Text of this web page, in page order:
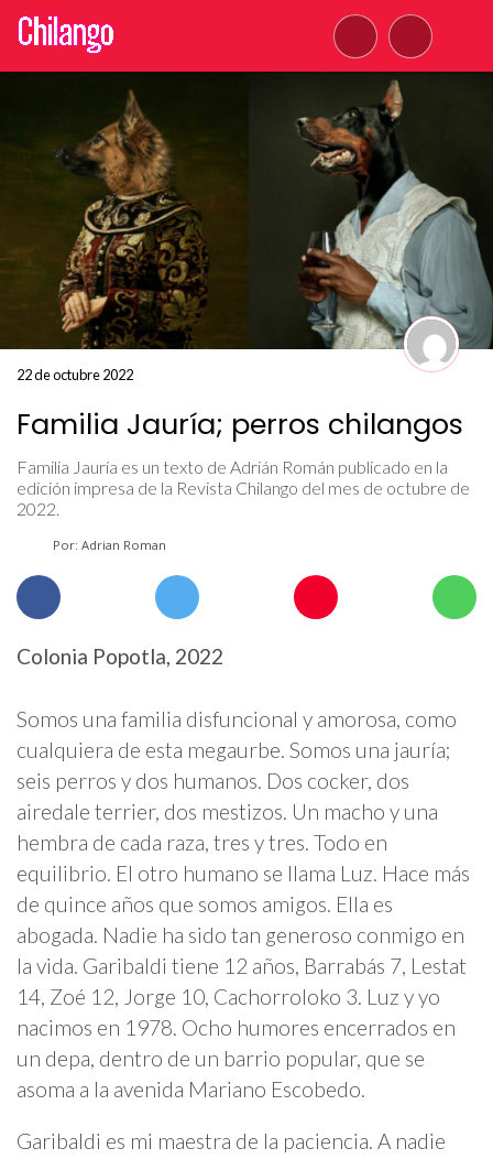
22 de octubre 2022
Familia Jauría; perros chilangos
Familia Jauría es un texto de Adrián Román publicado en la
edición impresa de la Revista Chilango del mes de octubre de
2022.
Por: Adrian Roman
Colonia Popotla, 2022
Somos una familia disfuncional y amorosa, como
cualquiera de esta megaurbe. Somos una jauría;
seis perros y dos humanos. Dos cocker, dos
airedale terrier, dos mestizos. Un macho y una
hembra de cada raza, tres y tres. Todo en
equilibrio. El otro humano se llama Luz. Hace más
de quince años que somos amigos. Ella es
abogada. Nadie ha sido tan generoso conmigo en
la vida. Garibaldi tiene 12 años, Barrabás 7, Lestat
14, Zoé 12, Jorge 10, Cachorroloko 3. Luz y yo
nacimos en 1978. Ocho humores encerrados en
un depa, dentro de un barrio popular, que se
asoma a la avenida Mariano Escobedo.
Garibaldi es mi maestra de la paciencia. A nadie